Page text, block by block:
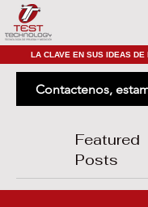
LA CLAVE EN SUS IDEAS DE
Contactenos,
Featured
Posts